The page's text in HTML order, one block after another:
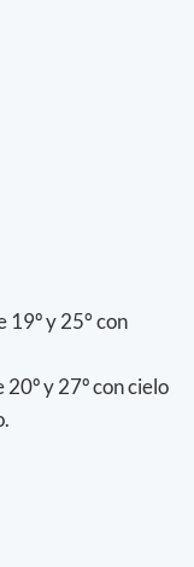
y 25° con
y 27º con cielo